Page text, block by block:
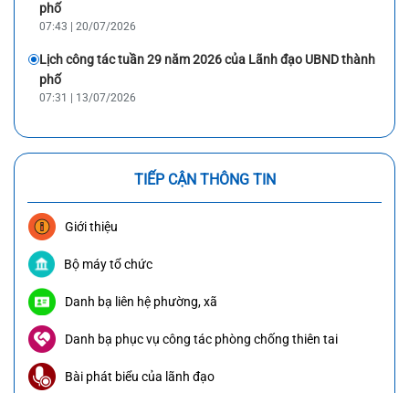
phố
07:43 | 20/07/2026
Lịch công tác tuần 29 năm 2026 của Lãnh đạo UBND thành
phố
07:31 | 13/07/2026
TIẾP CẬN THÔNG TIN
Giới thiệu
Bộ máy tổ chức
Danh bạ liên hệ phường, xã
Danh bạ phục vụ công tác phòng chống thiên tai
Bài phát biểu của lãnh đạo